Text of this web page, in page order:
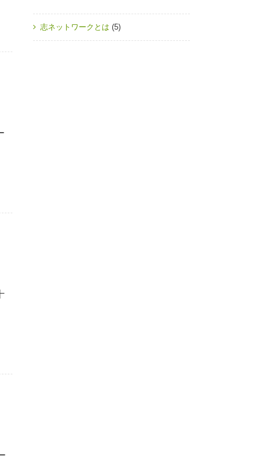
志ネットワークとは (5)